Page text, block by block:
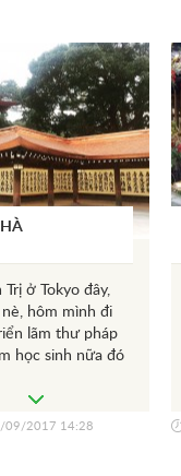
ở Tokyo đây,
hôm mình đi
lãm thư pháp
học sinh nữa đó
09/2017 14:28